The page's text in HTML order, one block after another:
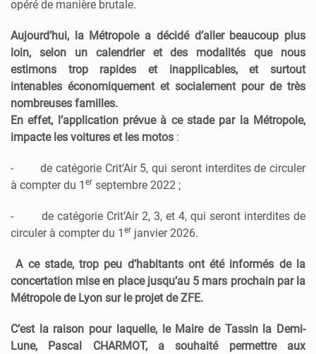
opéré de manière brutale.
Aujourd’hui, la Métropole a décidé d’aller beaucoup plus
loin, selon un calendrier et des modalités que nous
estimons trop rapides et inapplicables, et surtout
intenables économiquement et socialement pour de très
nombreuses familles.
En effet, l’application prévue à ce stade par la Métropole,
impacte les voitures et les motos :
- de catégorie Crit’Air 5, qui seront interdites de circuler
à compter du 1 er septembre 2022 ;
- de catégorie Crit’Air 2, 3, et 4, qui seront interdites de
circuler à compter du 1 er janvier 2026.
A ce stade, trop peu d’habitants ont été informés de la
concertation mise en place jusqu’au 5 mars prochain par la
Métropole de Lyon sur le projet de ZFE.
C’est la raison pour laquelle, le Maire de Tassin la Demi-
Lune, Pascal CHARMOT, a souhaité permettre aux